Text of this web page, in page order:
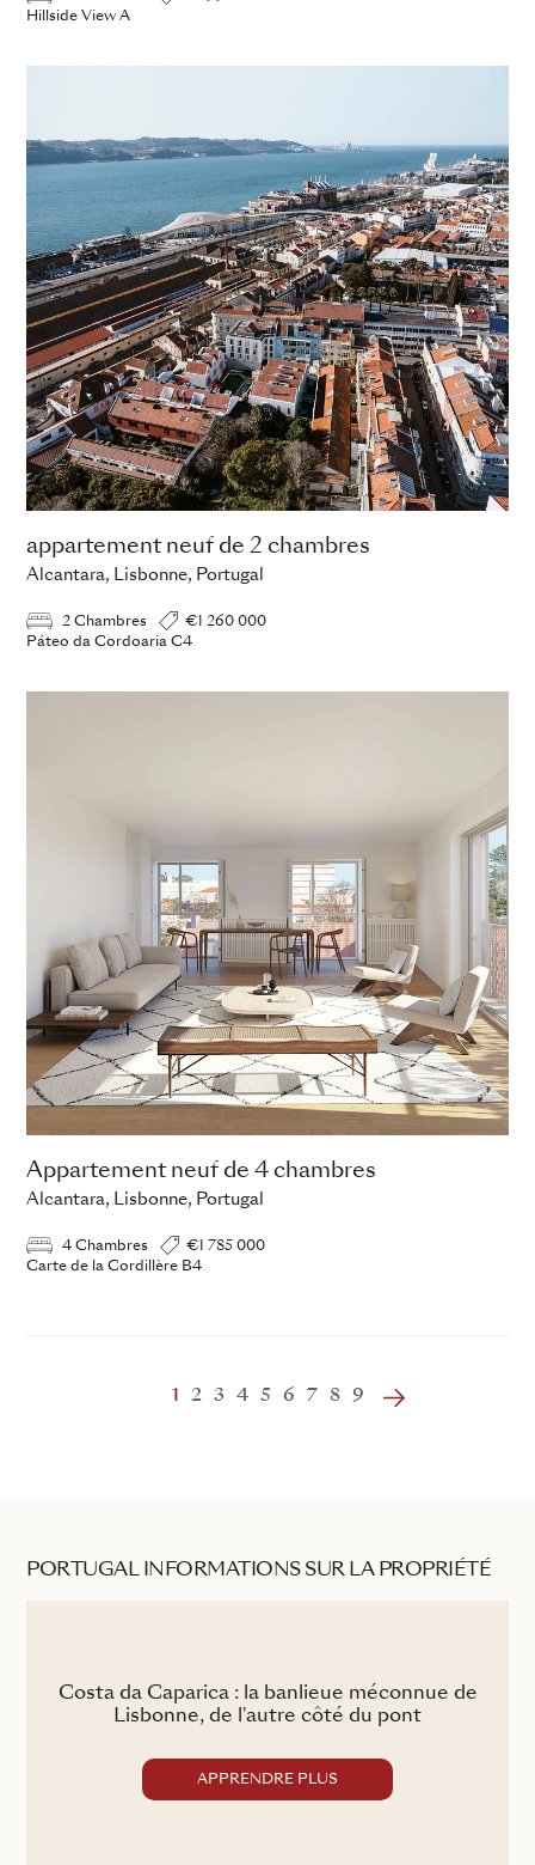
Hillside View A
appartement neuf de 2 chambres
Alcantara, Lisbonne, Portugal
2 Chambres
€1 260 000
Páteo da Cordoaria C4
Appartement neuf de 4 chambres
Alcantara, Lisbonne, Portugal
4 Chambres
€1 785 000
Carte de la Cordillère B4
1 2 3 4 5 6 7 8 9
PORTUGAL INFORMATIONS SUR LA PROPRIÉTÉ
Costa da Caparica : la banlieue méconnue de
Lisbonne, de l'autre côté du pont
APPRENDRE PLUS